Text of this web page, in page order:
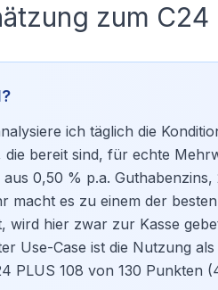
zum C24
ich täglich die
bereit sind, für echte
aus 0,50 % p.a.
macht es zu einem der
wird hier zwar zur Kasse
Use-Case ist die Nutzung
PLUS 108 von 130 Punkten